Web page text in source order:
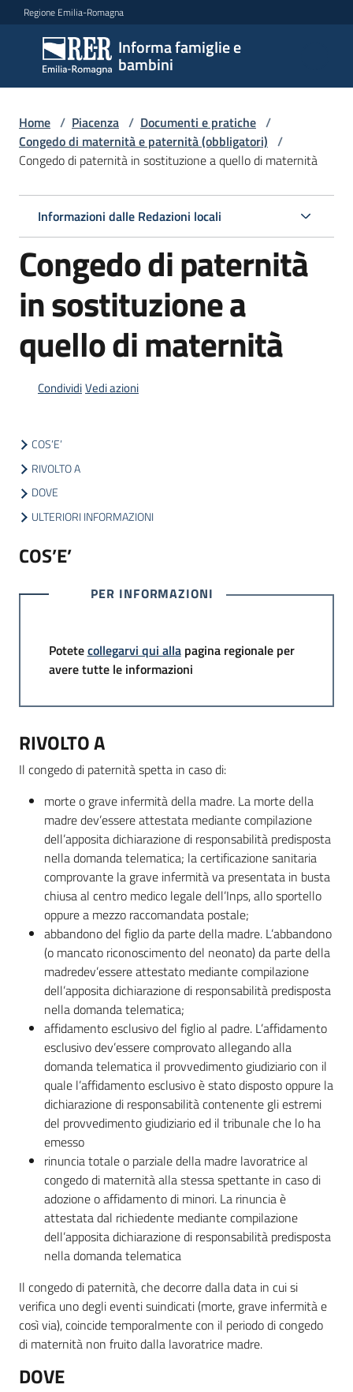
Vai al contenuto
Vai alla navigazione
Vai al footer
Regione Emilia-Romagna
Informa famiglie e
bambini
Informa
famiglie
e
bambini
Centri
per
famiglie
Newsletter
Home / Piacenza / Documenti e pratiche /
Congedo di maternità e paternità (obbligatori) /
Congedo di paternità in sostituzione a quello di maternità
Informazioni dalle Redazioni locali
Congedo di paternità
in sostituzione a
quello di maternità
CondividiVedi azioni
COS’E’
RIVOLTO A
DOVE
ULTERIORI INFORMAZIONI
COS’E’
PER INFORMAZIONI
Potetecollegarvi qui allapagina regionale per
avere tutte le informazioni
RIVOLTO A
Il congedo di paternità spetta in caso di:
morte o grave infermità della madre. La morte della
madre dev’essere attestata mediante compilazione
dell’appositadichiarazione di responsabilità predisposta
nella domanda telematica; la certificazione sanitaria
comprovante la grave infermità va presentata in busta
chiusa al centro medico legale dell’Inps, allo sportello
oppure a mezzo raccomandata postale;
abbandono del figlio da parte della madre. L’abbandono
(o mancato riconoscimento del neonato) da parte della
madredev’essere attestato mediante compilazione
dell’apposita dichiarazione di responsabilità predisposta
nella domanda telematica;
affidamento esclusivo del figlio al padre. L’affidamento
esclusivo dev’essere comprovato allegando alla
domanda telematica il provvedimento giudiziario con il
quale l’affidamento esclusivo è stato disposto oppure la
dichiarazione di responsabilità contenente gli estremi
del provvedimento giudiziario ed il tribunale che lo ha
emesso
rinuncia totale o parziale della madre lavoratrice al
congedo di maternità alla stessa spettante in caso di
adozione o affidamento di minori. La rinuncia è
attestata dal richiedente mediante compilazione
dell’apposita dichiarazione di responsabilità predisposta
nella domanda telematica
Il congedo di paternità, che decorre dalla data in cui si
verifica uno degli eventi suindicati (morte, grave infermità e
così via), coincide temporalmente con il periodo di congedo
di maternità non fruito dalla lavoratrice madre.
DOVE